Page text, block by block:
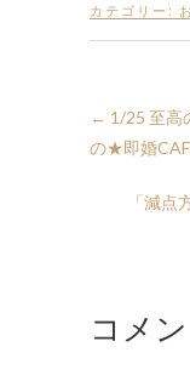
カテゴリー:
← 1/25 至高
の★即婚
「減点
コメ